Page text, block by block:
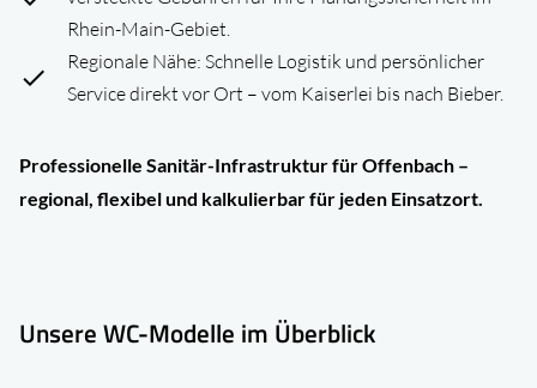
Rhein-Main-Gebiet.
Regionale Nähe: Schnelle Logistik und persönlicher
Service direkt vor Ort – vom Kaiserlei bis nach Bieber.
Professionelle Sanitär-Infrastruktur für Offenbach –
regional, flexibel und kalkulierbar für jeden Einsatzort.
Unsere WC-Modelle im Überblick